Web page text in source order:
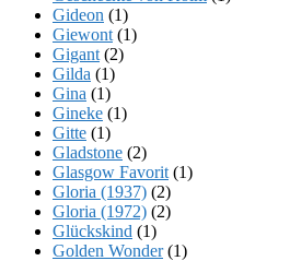
Gideon (1)
Giewont (1)
Gigant (2)
Gilda (1)
Gina (1)
Gineke (1)
Gitte (1)
Gladstone (2)
Glasgow Favorit (1)
Gloria (1937) (2)
Gloria (1972) (2)
Glückskind (1)
Golden Wonder(1)